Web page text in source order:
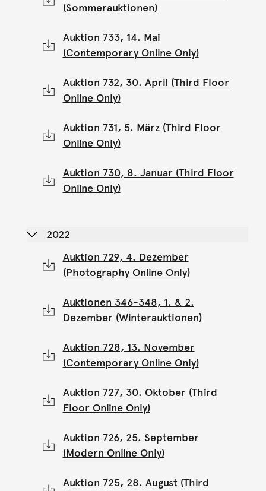
(Sommerauktionen)
Auktion 733, 14. Mai
(Contemporary Online Only)
Auktion 732, 30. April (Third Floor
Online Only)
Auktion 731, 5. März (Third Floor
Online Only)
Auktion 730, 8. Januar (Third Floor
Online Only)
2022
Auktion 729, 4. Dezember
(Photography Online Only)
Auktionen 346-348, 1. & 2.
Dezember (Winterauktionen)
Auktion 728, 13. November
(Contemporary Online Only)
Auktion 727, 30. Oktober (Third
Floor Online Only)
Auktion 726, 25. September
(Modern Online Only)
Auktion 725, 28. August (Third